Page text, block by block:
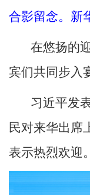
合影留念。新
在悠扬的
宾们共同步入
习近平发
民对来华出席
表示热烈欢迎。